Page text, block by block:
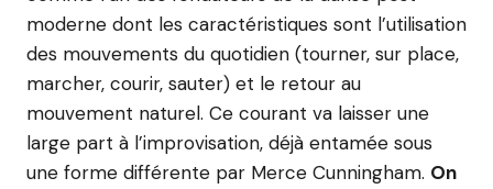
moderne dont les caractéristiques sont l’utilisation
des mouvements du quotidien (tourner, sur place,
marcher, courir, sauter) et le retour au
mouvement naturel. Ce courant va laisser une
large part à l’improvisation, déjà entamée sous
une forme différente par Merce Cunningham. On